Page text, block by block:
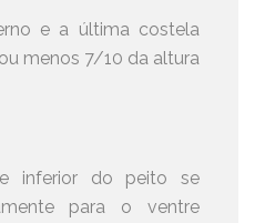
e a última costela
menos 7/10 da altura
inferior do peito se
para o ventre